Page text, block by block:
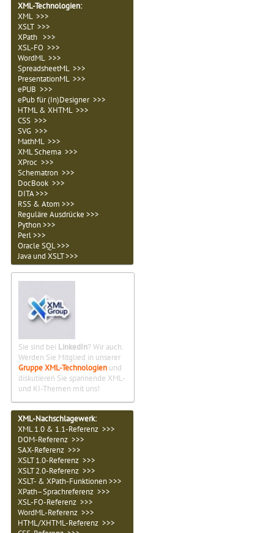
XML-Technologien:
XML >>>
XSLT >>>
XPath >>>
XSL-FO >>>
WordML >>>
SpreadsheetML >>>
PresentationML >>>
ePUB >>>
ePub für (In)Designer >>>
HTML & XHTML >>>
CSS >>>
SVG >>>
MathML >>>
XML Schema >>>
XProc >>>
Schematron >>>
DocBook >>>
DITA >>>
RSS & Atom >>>
Reguläre Ausdrücke >>>
Python >>>
Perl >>>
Oracle SQL >>>
Java und XSLT >>>
Sie sind bei LinkedIn? Wir auch.
Werden Sie Mitglied in unserer
Gruppe XML-Technologien und
diskutieren Sie spannende XML-
und KI-Themen mit uns!
XML-Nachschlagewerk:
XML 1.0 & 1.1-Referenz >>>
DOM-Referenz >>>
SAX-Referenz >>>
XSLT 1.0-Referenz >>>
XSLT 2.0-Referenz >>>
XSLT- & XPath-Funktionen >>>
XPath–Sprachreferenz >>>
XSL-FO-Referenz >>>
WordML-Referenz >>>
HTML/XHTML-Referenz >>>